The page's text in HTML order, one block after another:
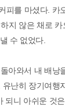
피를 마셨다. 카
지 않은 채로
수 없었다.
아와서 내 배낭
난히 장기여행
되니 아쉬운 것